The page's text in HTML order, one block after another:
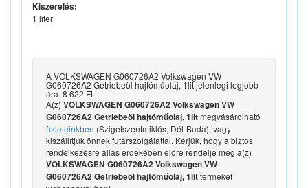
Kiszerelés:
1 liter
A VOLKSWAGEN G060726A2 Volkswagen VW
G060726A2 Getriebeöl hajtóműolaj, 1lit jelenlegi legjobb
ára: 8 622 Ft.
A(z) VOLKSWAGEN G060726A2 Volkswagen VW
G060726A2 Getriebeöl hajtóműolaj, 1litmegvásárolható
üzleteinkben (Szigetszentmiklós, Dél-Buda), vagy
kiszállítjuk önnek futárszolgálattal. Kérjük, hogy a biztos
rendelkezésre állás érdekében előre rendelje meg a(z)
VOLKSWAGEN G060726A2 Volkswagen VW
G060726A2 Getriebeöl hajtóműolaj, 1litterméket